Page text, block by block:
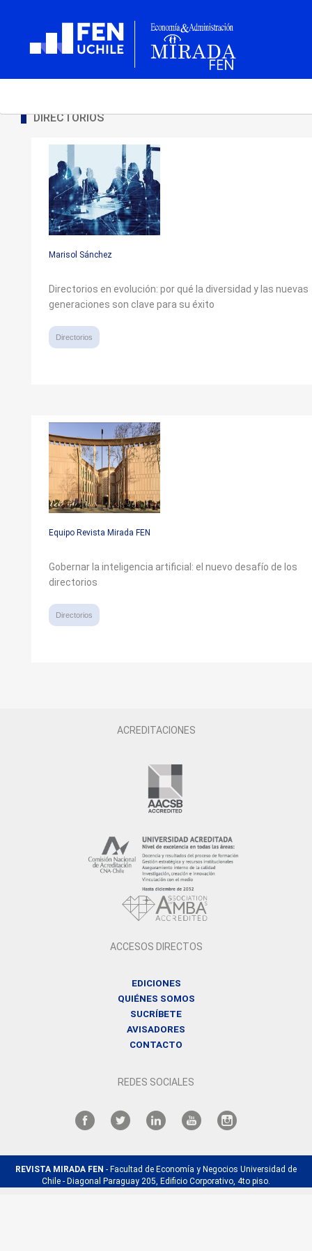
DIRECTORIOS
Marisol Sánchez
Directorios en evolución: por qué la diversidad y las nuevas
generaciones son clave para su éxito
Directorios
Equipo Revista Mirada FEN
Gobernar la inteligencia artificial: el nuevo desafío de los
directorios
Directorios
ACREDITACIONES
ACCESOS DIRECTOS
EDICIONES
QUIÉNES SOMOS
SUCRÍBETE
AVISADORES
CONTACTO
REDES SOCIALES
REVISTA MIRADA FEN - Facultad de Economía y Negocios Universidad de
Chile - Diagonal Paraguay 205, Edificio Corporativo, 4to piso.